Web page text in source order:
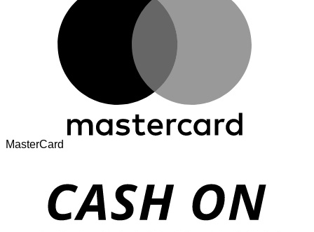
MasterCard